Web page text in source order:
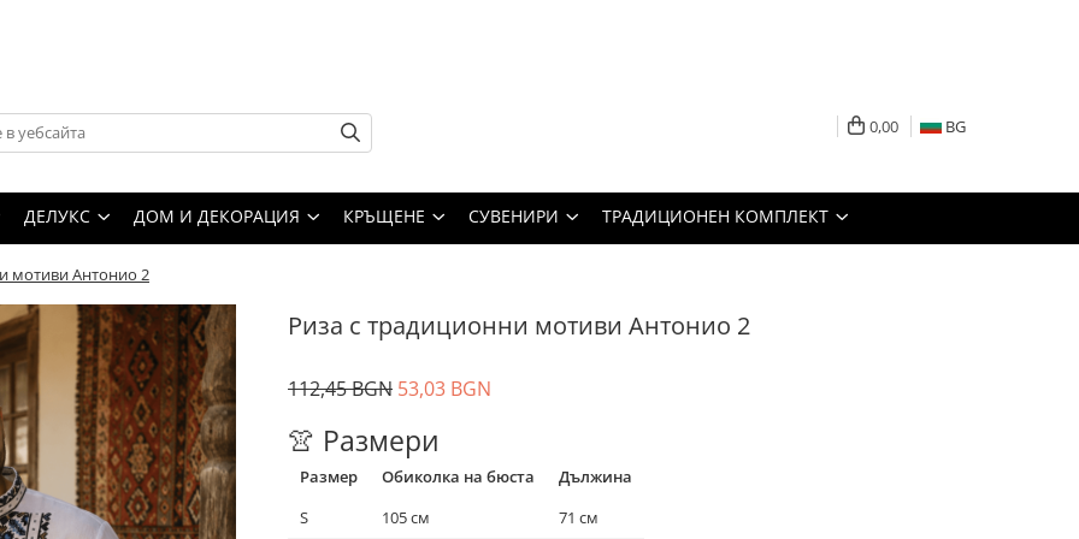
0,00 BG
ДЕЛУКС ДОМ И ДЕКОРАЦИЯ КРЪЩЕНЕ СУВЕНИРИ ТРАДИЦИОНЕН КОМПЛЕКТ
мотиви Антонио 2
Риза с традиционни мотиви Антонио 2
112,45 BGN 53,03 BGN
👚 Размери
Размер Обиколка на бюста
Дължина
S
105 см
71 см